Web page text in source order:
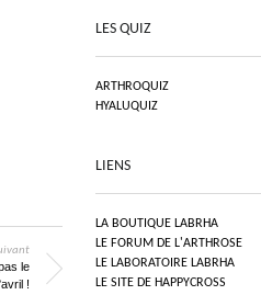
le
!
LES QUIZ
ARTHROQUIZ
HYALUQUIZ
LIENS
LA BOUTIQUE LABRHA
LE FORUM DE L'ARTHROSE
LE LABORATOIRE LABRHA
LE SITE DE HAPPYCROSS